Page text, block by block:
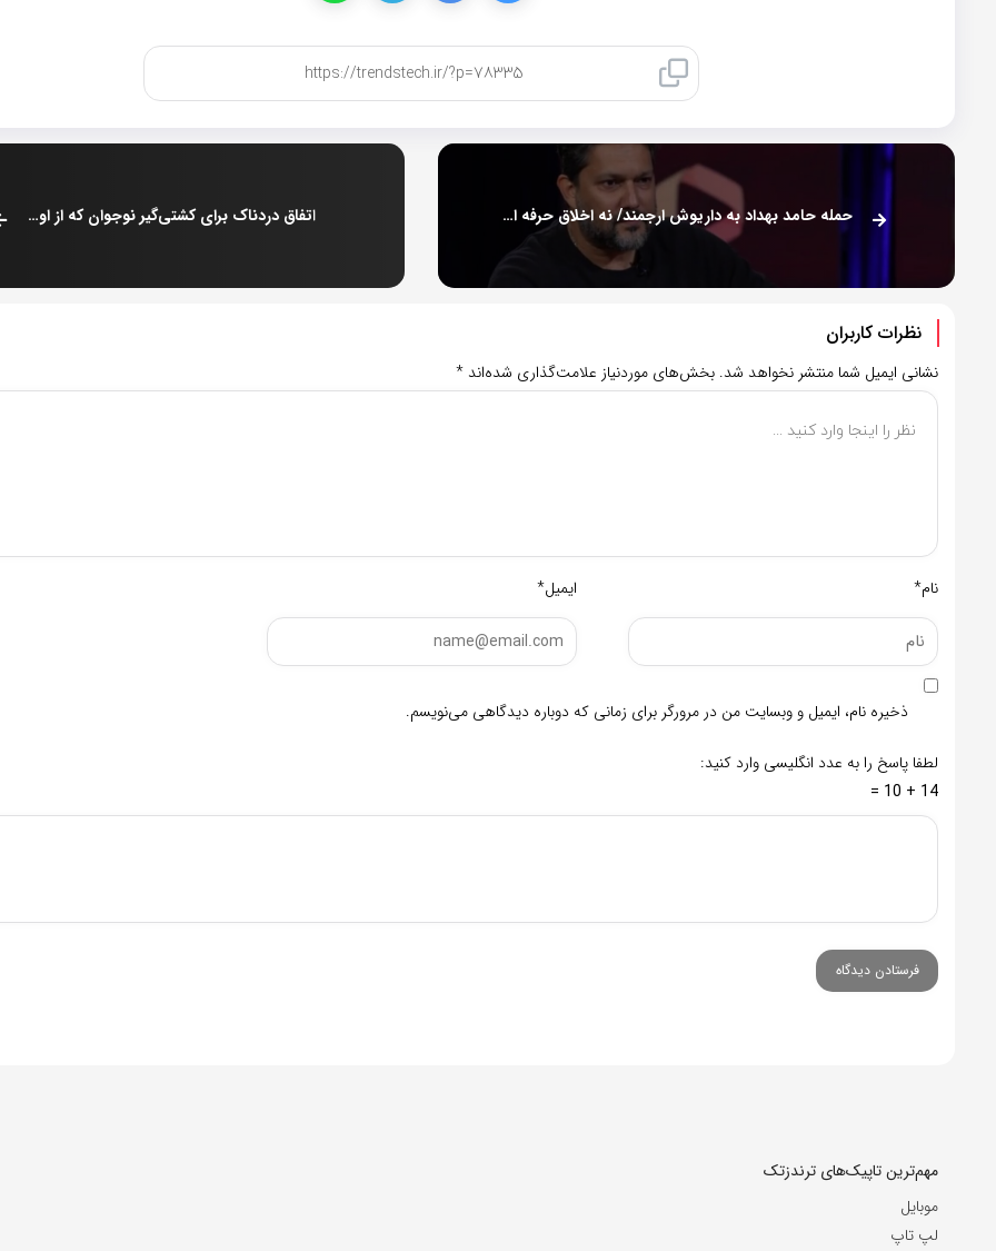
حمله حامد بهداد به داریوش ارجمند/ نه اخلاق حرفه ای دارد نه تکنیک! اتفاق دردناک برای کشتی‌گیر نوجوان که از او پنهان کردند!
نظرات کاربران
نشانی ایمیل شما منتشر نخواهد شد. بخش‌های موردنیاز علامت‌گذاری شده‌اند *
نام* ایمیل*
ذخیره نام، ایمیل و وبسایت من در مرورگر برای زمانی که دوباره دیدگاهی می‌نویسم.
لطفا پاسخ را به عدد انگلیسی وارد کنید:
14 + 10 =
مهم‌ترین تاپیک‌های ترندزتک
موبایل
لپ تاپ